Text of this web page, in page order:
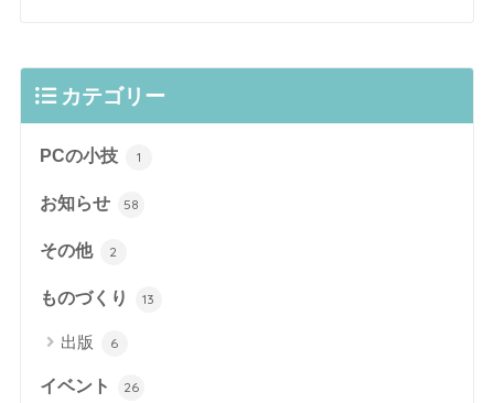
カテゴリー
PCの小技 1
お知らせ 58
その他 2
ものづくり 13
出版 6
イベント 26